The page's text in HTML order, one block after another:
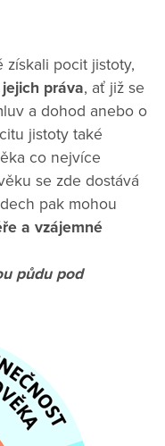
získali pocit jistoty,
práva, ať již se
a dohod anebo o
jistoty také
co nejvíce
se zde dostává
pak mohou
a vzájemné
půdu pod